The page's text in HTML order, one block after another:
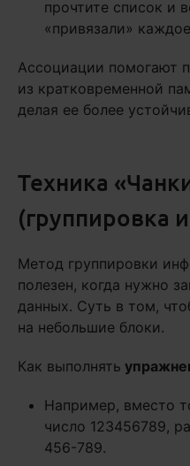
прочтите список и
«привязали»
Ассоциации помогают
из кратковременной
делая ее более
Техника
(группировка
Метод группировки
полезен, когда нужно
данных. Суть в том,
на небольшие блоки.
Как выполнять
Например, вместо
число 123456789,
456-789.